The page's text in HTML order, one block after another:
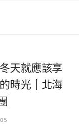
天就應該享
時光｜北海